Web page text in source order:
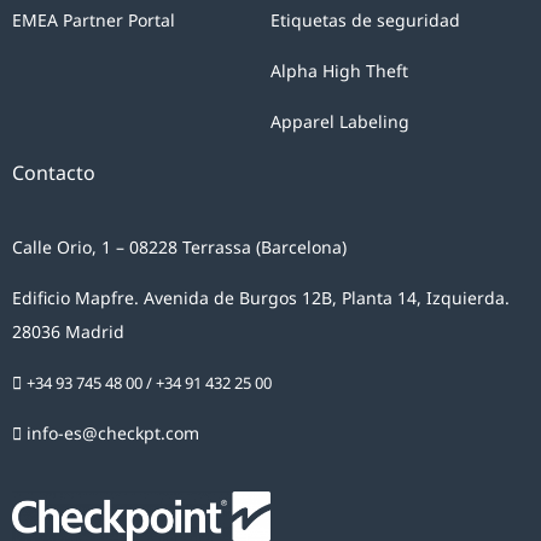
Parlamento
usted
su
consentimiento
a
CHECKPOINT
ESPAÑA
para
Etiquetas de seguridad
Alpha High Theft
Apparel Labeling
EMEA Partner Portal
Contacto
Calle Orio, 1 – 08228 Terrassa (Barcelona)
Edificio Mapfre. Avenida de Burgos 12B, Planta 14, Izquierda.
28036 Madrid
+34 93 745 48 00/+34 91 432 25 00
info-es@checkpt.com